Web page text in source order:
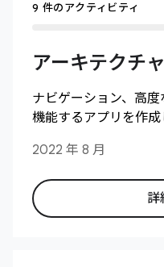
9 件のアクティビティ
アーキテクチ
ナビゲーション、高度
機能するアプリを作成
2022 年 8 月
詳